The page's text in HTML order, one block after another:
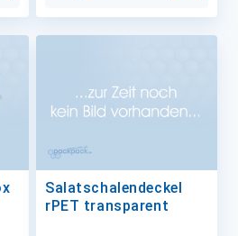
Salatschalendeckel
rPET transparent